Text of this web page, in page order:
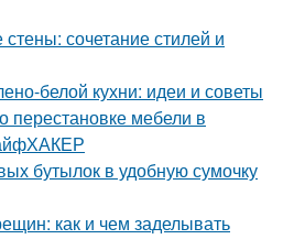
сочетание стилей и
белой кухни: идеи и советы
перестановке мебели в
бутылок в удобную сумочку
как и чем заделывать